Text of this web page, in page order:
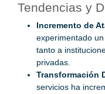
Tendencias y
Incremento de
experimentado
tanto a
privadas.
Transformación
servicios ha